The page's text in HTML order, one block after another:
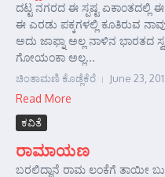
ದಟ್ಟ ನಗರದ ಈ ಸ್ಪಷ್ಟ
ಈ ಎರಡು ಪಕ್ಕಗಳಲ್ಲಿ ಕೂತಿರುವ
ಅದು ಜಾಫ್ನಾ ಅಲ್ಲ ನಾಳಿನ ಭಾರತದ
ಗೋಯಂಕಾ ಅಲ್ಲ...
ಚಿಂತಾಮಣಿ ಕೊಡ್ಲೆಕೆರೆ June 23,
Read More
ಕವಿತೆ
ರಾಮಾಯಣ
ಬರಲಿದ್ದಾನೆ ರಾಮ ಲಂಕೆಗೆ ತಾಯೀ